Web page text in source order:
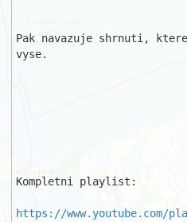
Pak navazuje shrnuti,
vyse.
Kompletni playlist:
https://www.youtube.com/